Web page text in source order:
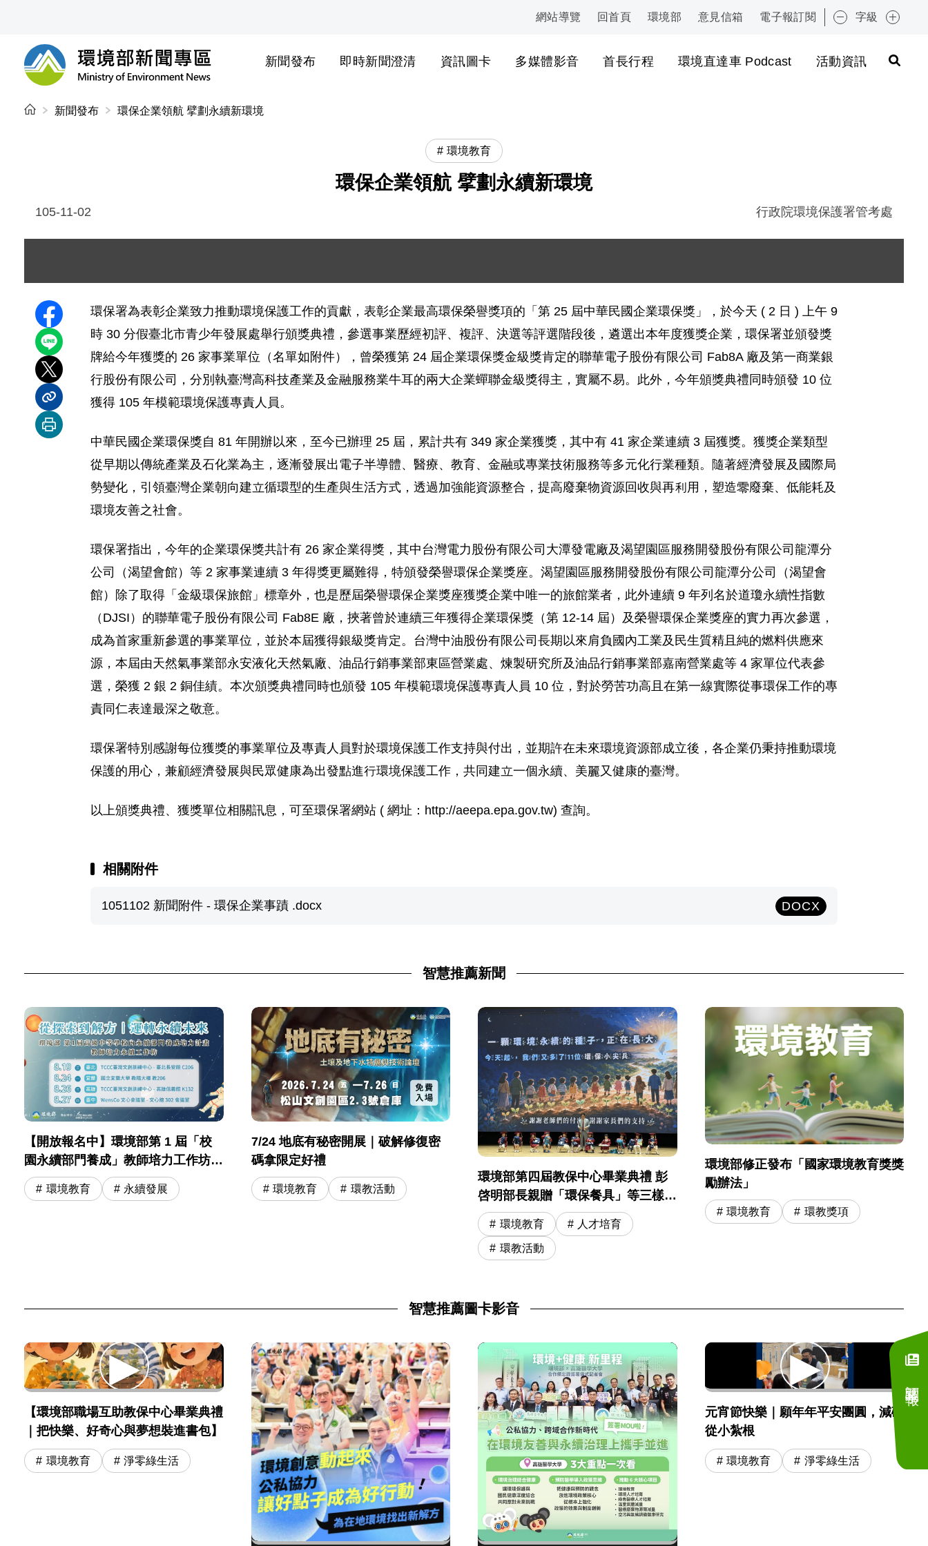
:::
網站導覽 回首頁 環境部 意見信箱 電子報訂閱 字級
環境部新聞專區
新聞發布 即時新聞澄清 資訊圖卡 多媒體影音 首長行程 環境直達車 Podcast 活動資訊
:::
新聞發布 環保企業領航 擘劃永續新環境
環境教育
環保企業領航 擘劃永續新環境
105-11-02 行政院環境保護署管考處
分享至 Facebook
分享到 LINE
分享到 X
分享內容連結
列印本頁
環保署為表彰企業致力推動環境保護工作的貢獻，表彰企業最高環保榮譽獎項的「第 25 屆中華民國企業環保獎」，於今天 ( 2 日 ) 上午 9
時 30 分假臺北市青少年發展處舉行頒獎典禮，參選事業歷經初評、複評、決選等評選階段後，遴選出本年度獲獎企業，環保署並頒發獎
牌給今年獲獎的 26 家事業單位（名單如附件），曾榮獲第 24 屆企業環保獎金級獎肯定的聯華電子股份有限公司 Fab8A 廠及第一商業銀
行股份有限公司，分別執臺灣高科技產業及金融服務業牛耳的兩大企業蟬聯金級獎得主，實屬不易。此外，今年頒獎典禮同時頒發 10 位
獲得 105 年模範環境保護專責人員。
中華民國企業環保獎自 81 年開辦以來，至今已辦理 25 屆，累計共有 349 家企業獲獎，其中有 41 家企業連續 3 屆獲獎。獲獎企業類型
從早期以傳統產業及石化業為主，逐漸發展出電子半導體、醫療、教育、金融或專業技術服務等多元化行業種類。隨著經濟發展及國際局
勢變化，引領臺灣企業朝向建立循環型的生產與生活方式，透過加強能資源整合，提高廢棄物資源回收與再利用，塑造零廢棄、低能耗及
環境友善之社會。
環保署指出，今年的企業環保獎共計有 26 家企業得獎，其中台灣電力股份有限公司大潭發電廠及渴望園區服務開發股份有限公司龍潭分
公司（渴望會館）等 2 家事業連續 3 年得獎更屬難得，特頒發榮譽環保企業獎座。渴望園區服務開發股份有限公司龍潭分公司（渴望會
館）除了取得「金級環保旅館」標章外，也是歷屆榮譽環保企業獎座獲獎企業中唯一的旅館業者，此外連續 9 年列名於道瓊永續性指數
（DJSI）的聯華電子股份有限公司 Fab8E 廠，挾著曾於連續三年獲得企業環保獎（第 12-14 屆）及榮譽環保企業獎座的實力再次參選，
成為首家重新參選的事業單位，並於本屆獲得銀級獎肯定。台灣中油股份有限公司長期以來肩負國內工業及民生質精且純的燃料供應來
源，本屆由天然氣事業部永安液化天然氣廠、油品行銷事業部東區營業處、煉製研究所及油品行銷事業部嘉南營業處等 4 家單位代表參
選，榮獲 2 銀 2 銅佳績。本次頒獎典禮同時也頒發 105 年模範環境保護專責人員 10 位，對於勞苦功高且在第一線實際從事環保工作的專
責同仁表達最深之敬意。
環保署特別感謝每位獲獎的事業單位及專責人員對於環境保護工作支持與付出，並期許在未來環境資源部成立後，各企業仍秉持推動環境
保護的用心，兼顧經濟發展與民眾健康為出發點進行環境保護工作，共同建立一個永續、美麗又健康的臺灣。
以上頒獎典禮、獲獎單位相關訊息，可至環保署網站 ( 網址：http://aeepa.epa.gov.tw) 查詢。
相關附件
1051102 新聞附件 - 環保企業事蹟 .docx DOCX
智慧推薦新聞
【開放報名中】環境部第 1 屆「校
園永續部門養成」教師培力工作坊
打造 #淨零永續校園！
環境教育 永續發展
7/24 地底有秘密開展｜破解修復密
碼拿限定好禮
環境教育 環教活動
環境部第四屆教保中心畢業典禮 彭
啓明部長親贈「環保餐具」等三樣神
奇寶物 勉勵 11 位環保小尖兵開啟小
學冒險旅程
環境教育 人才培育
環教活動
環境部修正發布「國家環境教育獎獎
勵辦法」
環境教育 環教獎項
智慧推薦圖卡影音
【環境部職場互助教保中心畢業典禮
｜把快樂、好奇心與夢想裝進書包】
環境教育 淨零綠生活
元宵節快樂｜願年年平安團圓，減碳
從小紮根
環境教育 淨零綠生活